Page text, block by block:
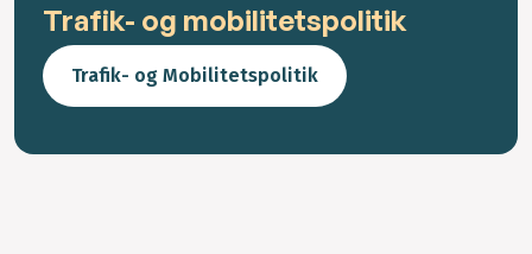
Trafik- og mobilitetspolitik
Trafik- og Mobilitetspolitik